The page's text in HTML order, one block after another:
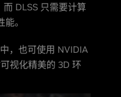
DLSS 只需要计算
。
，也可使用 NVIDIA
视化精美的 3D 环